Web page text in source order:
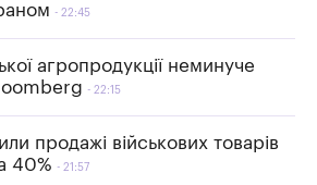
22:45
агропродукції неминуче
22:15
продажі військових товарів
40%
21:57